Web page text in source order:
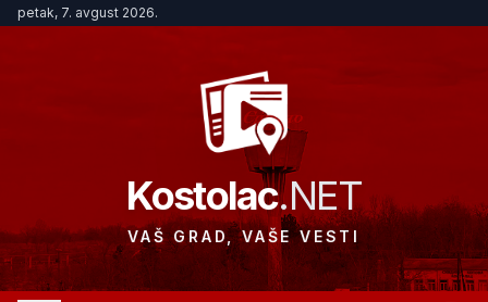
petak, 7. avgust 2026.
Kostolac.NET
VAŠ GRAD, VAŠE VESTI